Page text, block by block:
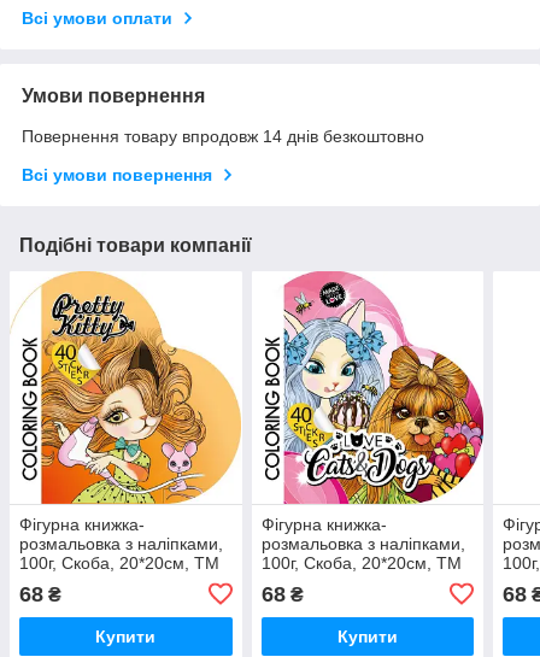
Всі умови оплати
Умови повернення
Повернення товару впродовж 14 днів безкоштовно
Всі умови повернення
Подібні товари компанії
Фігурна книжка-
розмальовка з наліпками,
100г, Скоба, 20*20см, ТМ
68 ₴
Купити
Фігурна книжка-
розмальовка з наліпками,
100г, Скоба, 20*20см, ТМ
68₴
Купити
68